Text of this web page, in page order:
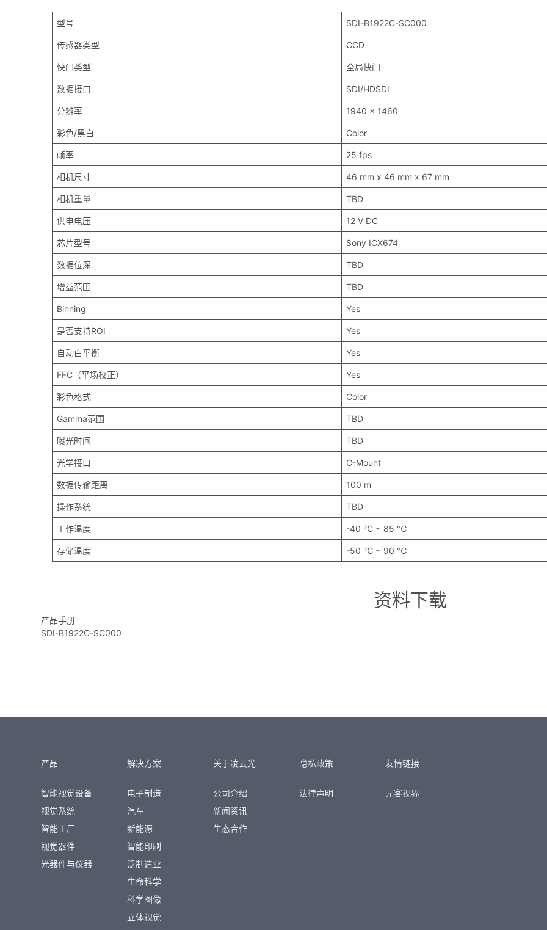
型号 SDI-B1922C-SC000
传感器类型 CCD
快门类型 全局快门
数据接口 SDI/HDSDI
分辨率 1940 x 1460
彩色/黑白 Color
帧率 25 fps
相机尺寸 46 mm x 46 mm x 67 mm
相机重量 TBD
供电电压 12 V DC
芯片型号 Sony ICX674
数据位深 TBD
增益范围 TBD
Binning Yes
是否支持ROI Yes
自动白平衡 Yes
FFC（平场校正） Yes
彩色格式 Color
Gamma范围 TBD
曝光时间 TBD
光学接口 C-Mount
数据传输距离 100 m
操作系统 TBD
工作温度 -40 ℃ ~ 85 ℃
存储温度 -50 ℃ ~ 90 ℃
资料下载
产品手册
SDI-B1922C-SC000
产品
智能视觉设备
视觉系统
智能工厂
视觉器件
光器件与仪器
解决方案
电子制造
汽车
新能源
智能印刷
泛制造业
生命科学
科学图像
立体视觉
关于凌云光
公司介绍
新闻资讯
生态合作
隐私政策
法律声明
友情链接
元客视界